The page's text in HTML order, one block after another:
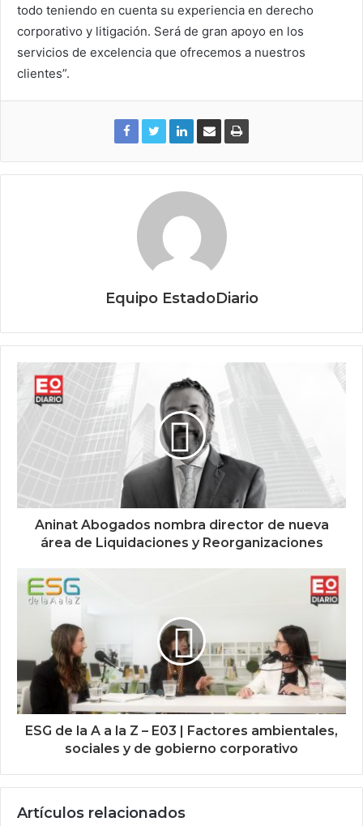
todo teniendo en cuenta su experiencia en derecho
corporativo y litigación. Será de gran apoyo en los
servicios de excelencia que ofrecemos a nuestros
clientes”.
Equipo EstadoDiario
Aninat Abogados nombra director de nueva
área de Liquidaciones y Reorganizaciones
ESG de la A a la Z – E03 | Factores ambientales,
sociales y de gobierno corporativo
Artículos relacionados